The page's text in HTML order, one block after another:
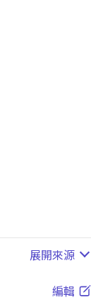
展開來源
編輯